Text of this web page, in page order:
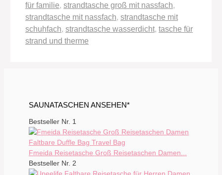
für familie, strandtasche groß mit nassfach,
strandtasche mit nassfach, strandtasche mit
schuhfach, strandtasche wasserdicht, tasche für
strand und therme
SAUNATASCHEN ANSEHEN*
Bestseller Nr. 1
Fmeida Reisetasche Groß Reisetaschen Damen...
Bestseller Nr. 2